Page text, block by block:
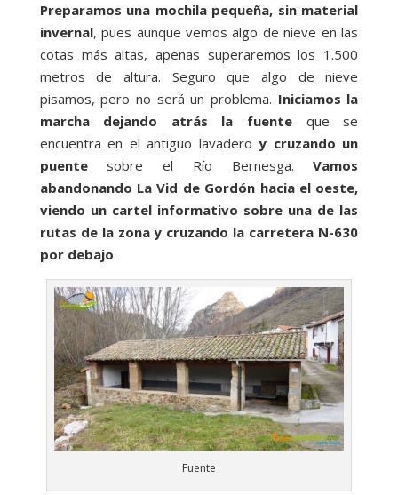
Preparamos una mochila pequeña, sin material
invernal, pues aunque vemos algo de nieve en las
cotas más altas, apenas superaremos los 1.500
metros de altura. Seguro que algo de nieve
pisamos, pero no será un problema. Iniciamos la
marcha dejando atrás la fuente que se
encuentra en el antiguo lavaderoy cruzando un
puentesobre el Río Bernesga.Vamos
abandonando La Vid de Gordón hacia el oeste,
viendo un cartel informativo sobre una de las
rutas de la zona y cruzando la carretera N-630
por debajo.
Fuente